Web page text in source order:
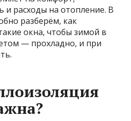
и расходы на отопление. В
разберём, как
окна, чтобы зимой в
— прохладно, и при